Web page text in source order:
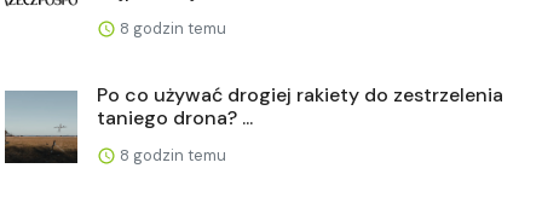
8 godzin temu
Po co używać drogiej rakiety do zestrzelenia
taniego drona? ...
8 godzin temu